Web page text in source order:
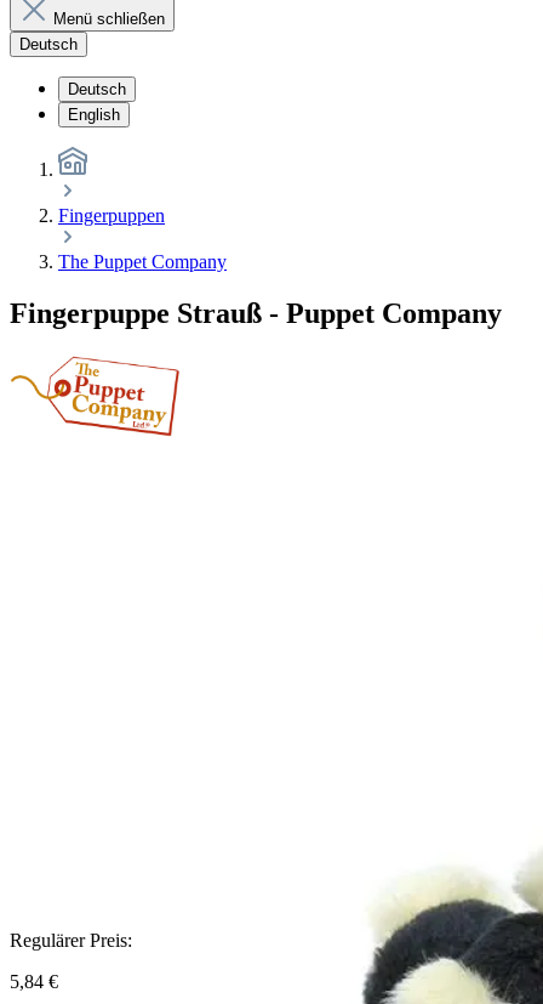
Menü schließen
Deutsch
Deutsch
English
Fingerpuppen
The Puppet Company
Fingerpuppe Strauß - Puppet Company
Regulärer Preis:
5,84 €